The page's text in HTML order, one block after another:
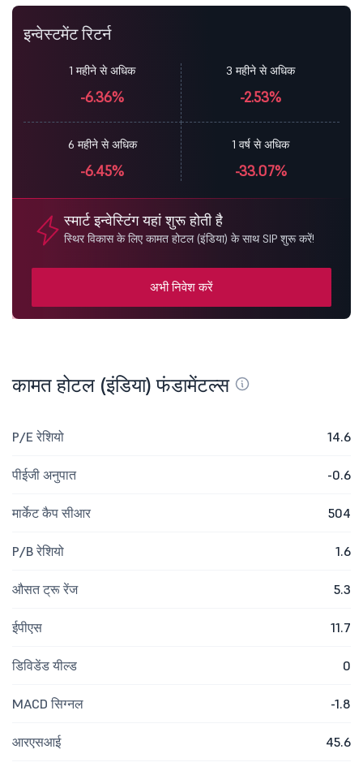
इन्वेस्टमेंट रिटर्न
1 महीने से अधिक
-6.36%
3 महीने से अधिक
-2.53%
6 महीने से अधिक
-6.45%
1 वर्ष से अधिक
-33.07%
स्मार्ट इन्वेस्टिंग यहां शुरू होती है
स्थिर विकास के लिए कामत होटल (इंडिया) के साथ SIP शुरू करें!
अभी निवेश करें
कामत होटल (इंडिया) फंडामेंटल्स
P/E रेशियो 14.6
पीईजी अनुपात -0.6
मार्केट कैप सीआर 504
P/B रेशियो 1.6
औसत ट्रू रेंज 5.3
ईपीएस 11.7
डिविडेंड यील्ड 0
MACD सिग्नल -1.8
आरएसआई 45.6